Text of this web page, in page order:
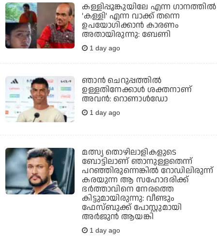
കള്ളിപ്പൂങ്കുയിലേ എന്ന ഗാനത്തിൽ
'കള്ളി' എന്ന വാക്ക് തന്നെ
ഉപയോഗിക്കാൻ കാരണം
അതായിരുന്നു: ബേണി
1 day ago
ഞാന്‍ ചെറുപ്പത്തില്‍
ഉള്ളതിനേക്കാള്‍ ശക്തനാണ്
അവന്‍: റൊണാള്‍ഡോ
1 day ago
മത്സ്യ തൊഴിലാളികളുടെ
ബോട്ടിലാണ് ഞാനുള്ളതെന്ന്
പറഞ്ഞിരുന്നെങ്കില്‍ റോഡിലിരുന്ന്
കരയുന്ന ആ സഹോദരിക്ക്
ഭര്‍ത്താവിനെ നേരത്തെ
കിട്ടുമായിരുന്നു: വീണ്ടും
ഫേസ്ബുക്ക് പോസ്റ്റുമായി
അര്‍ജുന്‍ ആയങ്കി
1 day ago